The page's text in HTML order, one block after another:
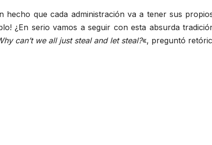
hecho que cada administración va a tener sus
¿En serio vamos a seguir con esta absurda
can’t we all just steal and let steal?«, preguntó